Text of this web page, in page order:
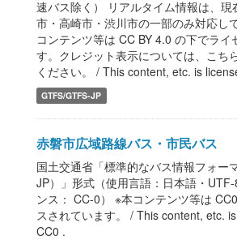
速バス除く） リアルタイム情報は、現
市・高崎市・渋川市の一部のみ対応し
コンテンツ等は CC BY 4.0 の下でライ
す。クレジット表示については、こち
ください。 / This content, etc. is
GTFS/GTFS-JP
赤磐市広域路線バス・市民バス
国土交通省「標準的なバス情報フォー
JP）」形式（使用言語：日本語・
ンス： CC-0） ※本コンテンツ等は
スされています。 / This content, etc.
CC0 .